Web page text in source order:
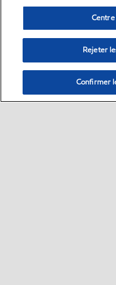
Rejeter
Confirmer